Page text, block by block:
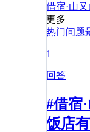
借宿·山
更多
热门问题
1
回答
#借宿
饭店